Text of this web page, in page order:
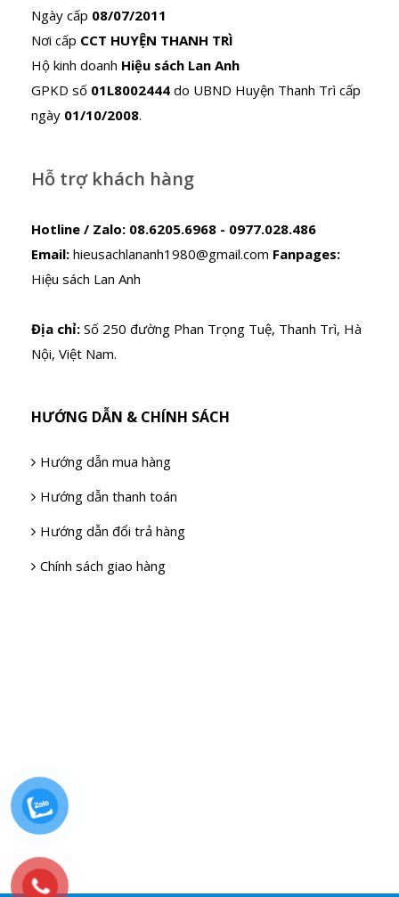
Ngày cấp 08/07/2011
Nơi cấp CCT HUYỆN THANH TRÌ
Hộ kinh doanh Hiệu sách Lan Anh
GPKD số 01L8002444 do UBND Huyện Thanh Trì cấp
ngày 01/10/2008.
Hỗ trợ khách hàng
Hotline / Zalo: 08.6205.6968 - 0977.028.486
Email: hieusachlananh1980@gmail.com Fanpages:
Hiệu sách Lan Anh
Địa chỉ: Số 250 đường Phan Trọng Tuệ, Thanh Trì, Hà
Nội, Việt Nam.
HƯỚNG DẪN & CHÍNH SÁCH
Hướng dẫn mua hàng
Hướng dẫn thanh toán
Hướng dẫn đổi trả hàng
Chính sách giao hàng